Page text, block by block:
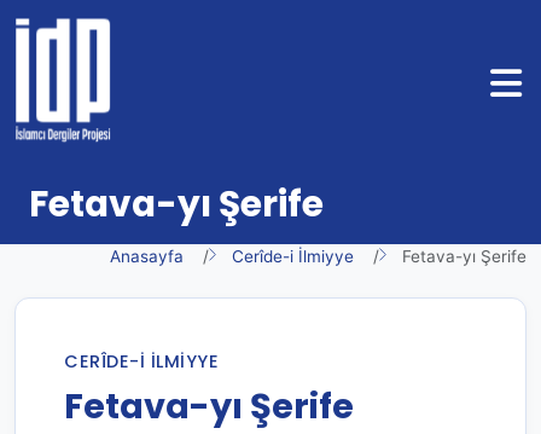
Fetava-yı Şerife
Anasayfa Cerîde-i İlmiyye Fetava-yı Şerife
CERÎDE-I İLMIYYE
Fetava-yı Şerife